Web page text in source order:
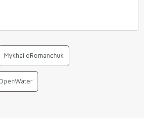
MykhailoRomanchuk